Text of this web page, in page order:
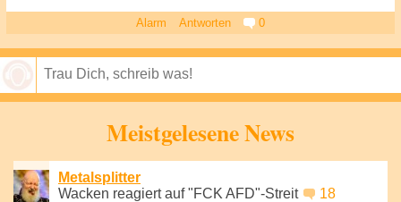
Alarm Antworten 0
Meistgelesene News
Metalsplitter
Wacken reagiert auf "FCK AFD"-Streit
18